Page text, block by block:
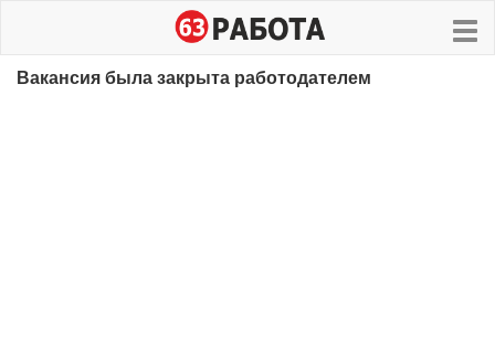
Вакансия была закрыта работодателем